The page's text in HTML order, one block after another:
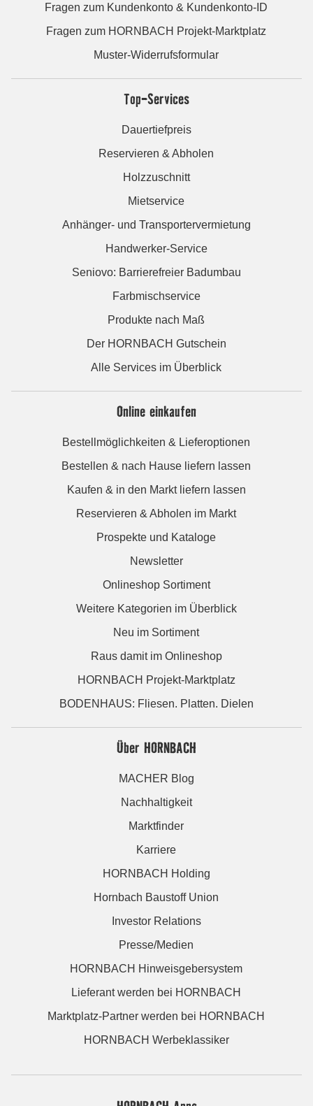
Fragen zum Kundenkonto & Kundenkonto-ID
Fragen zum HORNBACH Projekt-Marktplatz
Muster-Widerrufsformular
Top-Services
Dauertiefpreis
Reservieren & Abholen
Holzzuschnitt
Mietservice
Anhänger- und Transportervermietung
Handwerker-Service
Seniovo: Barrierefreier Badumbau
Farbmischservice
Produkte nach Maß
Der HORNBACH Gutschein
Alle Services im Überblick
Online einkaufen
Bestellmöglichkeiten & Lieferoptionen
Bestellen & nach Hause liefern lassen
Kaufen & in den Markt liefern lassen
Reservieren & Abholen im Markt
Prospekte und Kataloge
Newsletter
Onlineshop Sortiment
Weitere Kategorien im Überblick
Neu im Sortiment
Raus damit im Onlineshop
HORNBACH Projekt-Marktplatz
BODENHAUS: Fliesen. Platten. Dielen
Über HORNBACH
MACHER Blog
Nachhaltigkeit
Marktfinder
Karriere
HORNBACH Holding
Hornbach Baustoff Union
Investor Relations
Presse/Medien
HORNBACH Hinweisgebersystem
Lieferant werden bei HORNBACH
Marktplatz-Partner werden bei HORNBACH
HORNBACH Werbeklassiker